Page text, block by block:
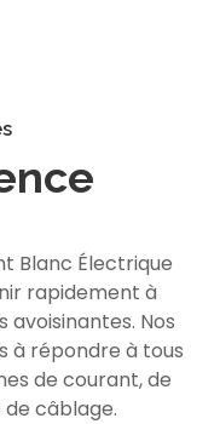
Blanc Électrique
rapidement à
avoisinantes. Nos
à répondre à tous
de courant, de
câblage.